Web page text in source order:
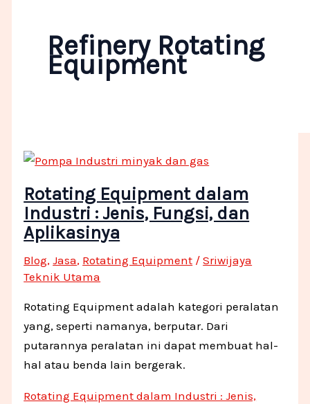
Refinery Rotating
Equipment
Rotating Equipment dalam
Industri : Jenis, Fungsi, dan
Aplikasinya
Blog,Jasa, Rotating Equipment /Sriwijaya
Teknik Utama
Rotating Equipment adalah kategori peralatan
yang, seperti namanya, berputar. Dari
putarannya peralatan ini dapat membuat hal-
hal atau benda lain bergerak.
Rotating Equipment dalam Industri : Jenis,